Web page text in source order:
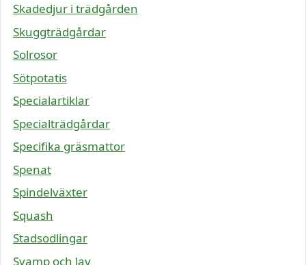
Skadedjur i trädgården
Skuggträdgårdar
Solrosor
Sötpotatis
Specialartiklar
Specialträdgårdar
Specifika gräsmattor
Spenat
Spindelväxter
Squash
Stadsodlingar
Svamp och lav